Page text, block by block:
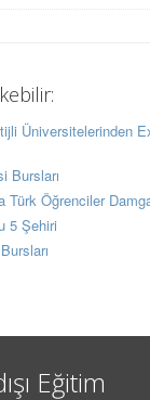
Üniversitelerinden
Bursları
Türk Öğrenciler
5 Şehiri
Eğitim